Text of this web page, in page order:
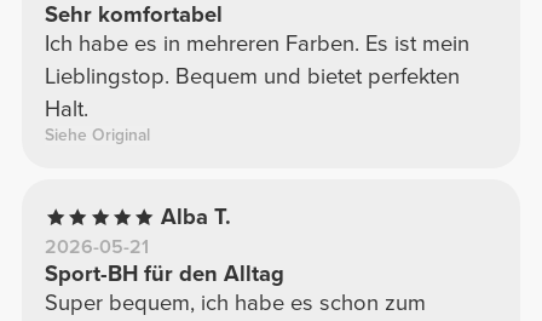
Sehr komfortabel
Ich habe es in mehreren Farben. Es ist mein
Lieblingstop. Bequem und bietet perfekten
Halt.
Siehe Original
Alba T.
2026-05-21
Sport-BH für den Alltag
Super bequem, ich habe es schon zum